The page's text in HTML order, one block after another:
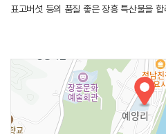
표고버섯 등의 품질 좋은 장흥 특산물을